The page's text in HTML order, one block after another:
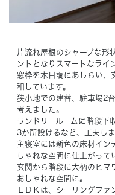
片流れ屋根のシャープな形
ントとなりスマートなライ
窓枠を木目調にあしらい、
和しています。
狭小地での建替、駐車場2
考えました。
ランドリールームに階段下
3か所設けるなど、工夫しま
主寝室には新色の床材イン
しゃれな空間に仕上がって
玄関から階段に大柄のヒマ
おしゃれな空間に。
ＬＤＫは、シーリングフ